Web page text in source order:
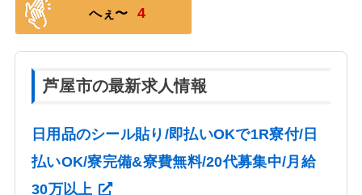
へぇ〜 4
芦屋市の最新求人情報
日用品のシール貼り/即払いOKで1R寮付/日
払いOK/寮完備&寮費無料/20代募集中/月給
30万以上